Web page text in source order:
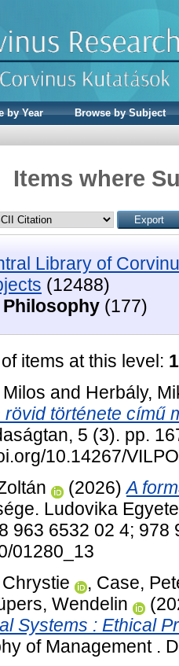
by Year
Browse by Subject
Items where
Library of
(12488)
Philosophy (177)
items at this level:
and Herbály,
rövid története című
5 (3). pp.
10.14267/
(2026)A
Ludovika
963 6532 02 4; 978
01280_13
, Case,
Wendelin
Systems : Ethical
of Management .